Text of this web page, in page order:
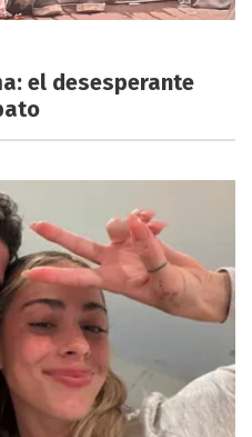
el desesperante